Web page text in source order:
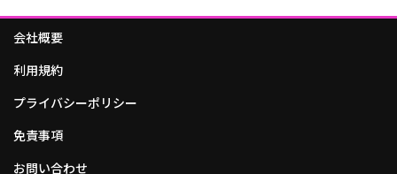
会社概要
利用規約
プライバシーポリシー
免責事項
お問い合わせ